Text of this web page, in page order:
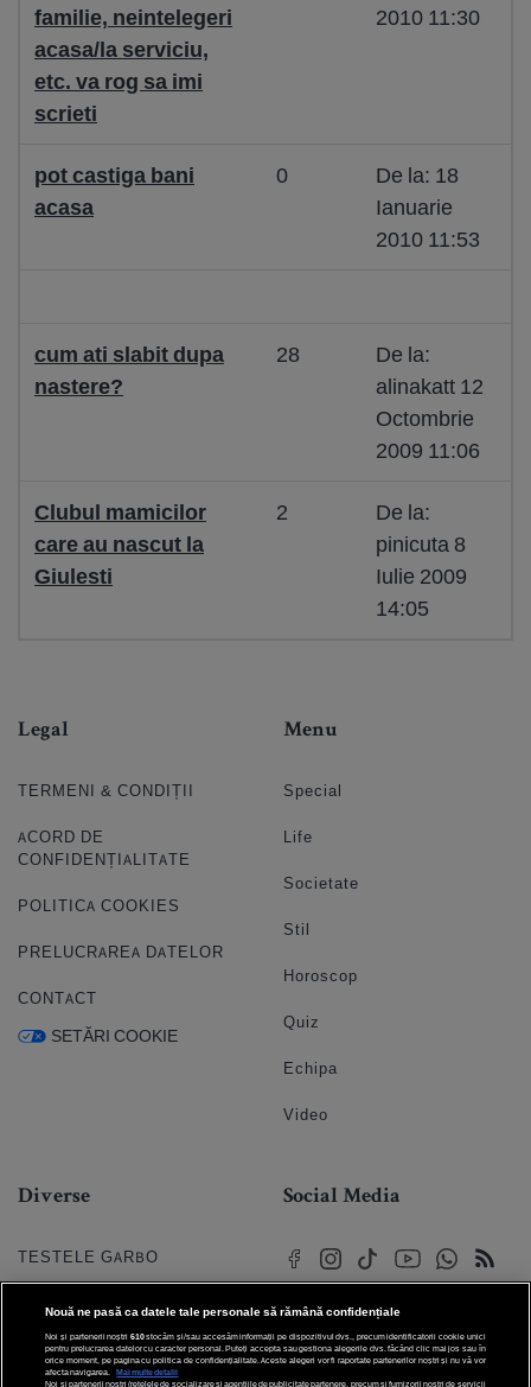
familie, neintelegeri
acasa/la serviciu,
etc. va rog sa imi
scrieti
2010 11:30
pot castiga bani
acasa
0
De la: 18
Ianuarie
2010 11:53
cum ati slabit dupa
nastere?
28
De la:
alinakatt 12
Octombrie
2009 11:06
Clubul mamicilor
care au nascut la
Giulesti
2
De la:
pinicuta 8
Iulie 2009
14:05
Legal
TERMENI & CONDIȚII
ACORD DE
CONFIDENȚIALITATE
POLITICA COOKIES
PRELUCRAREA DATELOR
CONTACT
SETĂRI COOKIE
Menu
Special
Life
Societate
Stil
Horoscop
Quiz
Echipa
Video
Diverse
TESTELE GARBO
HOROSCOP
HOROSCOPUL IUBIRII
Social Media
Nouă ne pasă ca datele tale personale să rămână confidențiale
Noi și partenerii noștri 610stocăm și/sau accesăm informații pe dispozitivul dvs., precum identificatorii cookie unici
pentru prelucrarea datelor cu caracter personal. Puteți accepta sau gestiona alegerile dvs. făcând clic mai jos sau în
orice moment, pe pagina cu politica de confidențialitate. Aceste alegeri vor fi raportate partenerilor noștri și nu vă vor
afecta navigarea.
Mai multe detalii
Noi si partenerii nostri (retelele de socializare si agentiile de publicitate partenere, precum si furnizorii nostri de servicii